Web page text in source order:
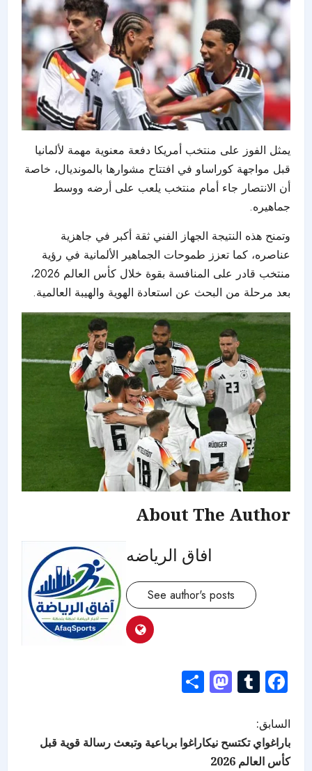
يمثل الفوز على منتخب أمريكا دفعة معنوية مهمة لألمانيا
قبل مواجهة كوراساو في افتتاح مشوارها بالمونديال، خاصة
أن الانتصار جاء أمام منتخب يلعب على أرضه ووسط
جماهيره.
وتمنح هذه النتيجة الجهاز الفني ثقة أكبر في جاهزية
عناصره، كما تعزز طموحات الجماهير الألمانية في رؤية
منتخب قادر على المنافسة بقوة خلال كأس العالم 2026،
بعد مرحلة من البحث عن استعادة الهوية والهيبة العالمية.
About The Author
افاق الرياضه
See author's posts
Facebook
Tumblr
Mastodon
السابق:
باراغواي تكتسح نيكاراغوا برباعية وتبعث رسالة قوية قبل
كأس العالم 2026